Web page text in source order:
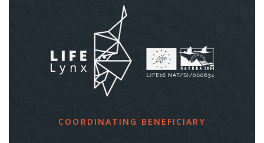
COORDINATING BENEFICIARY